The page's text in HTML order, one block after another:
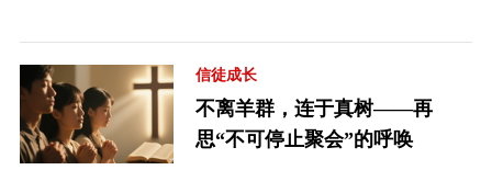
信徒成长
不离羊群，连于真树——再
思“不可停止聚会”的呼唤